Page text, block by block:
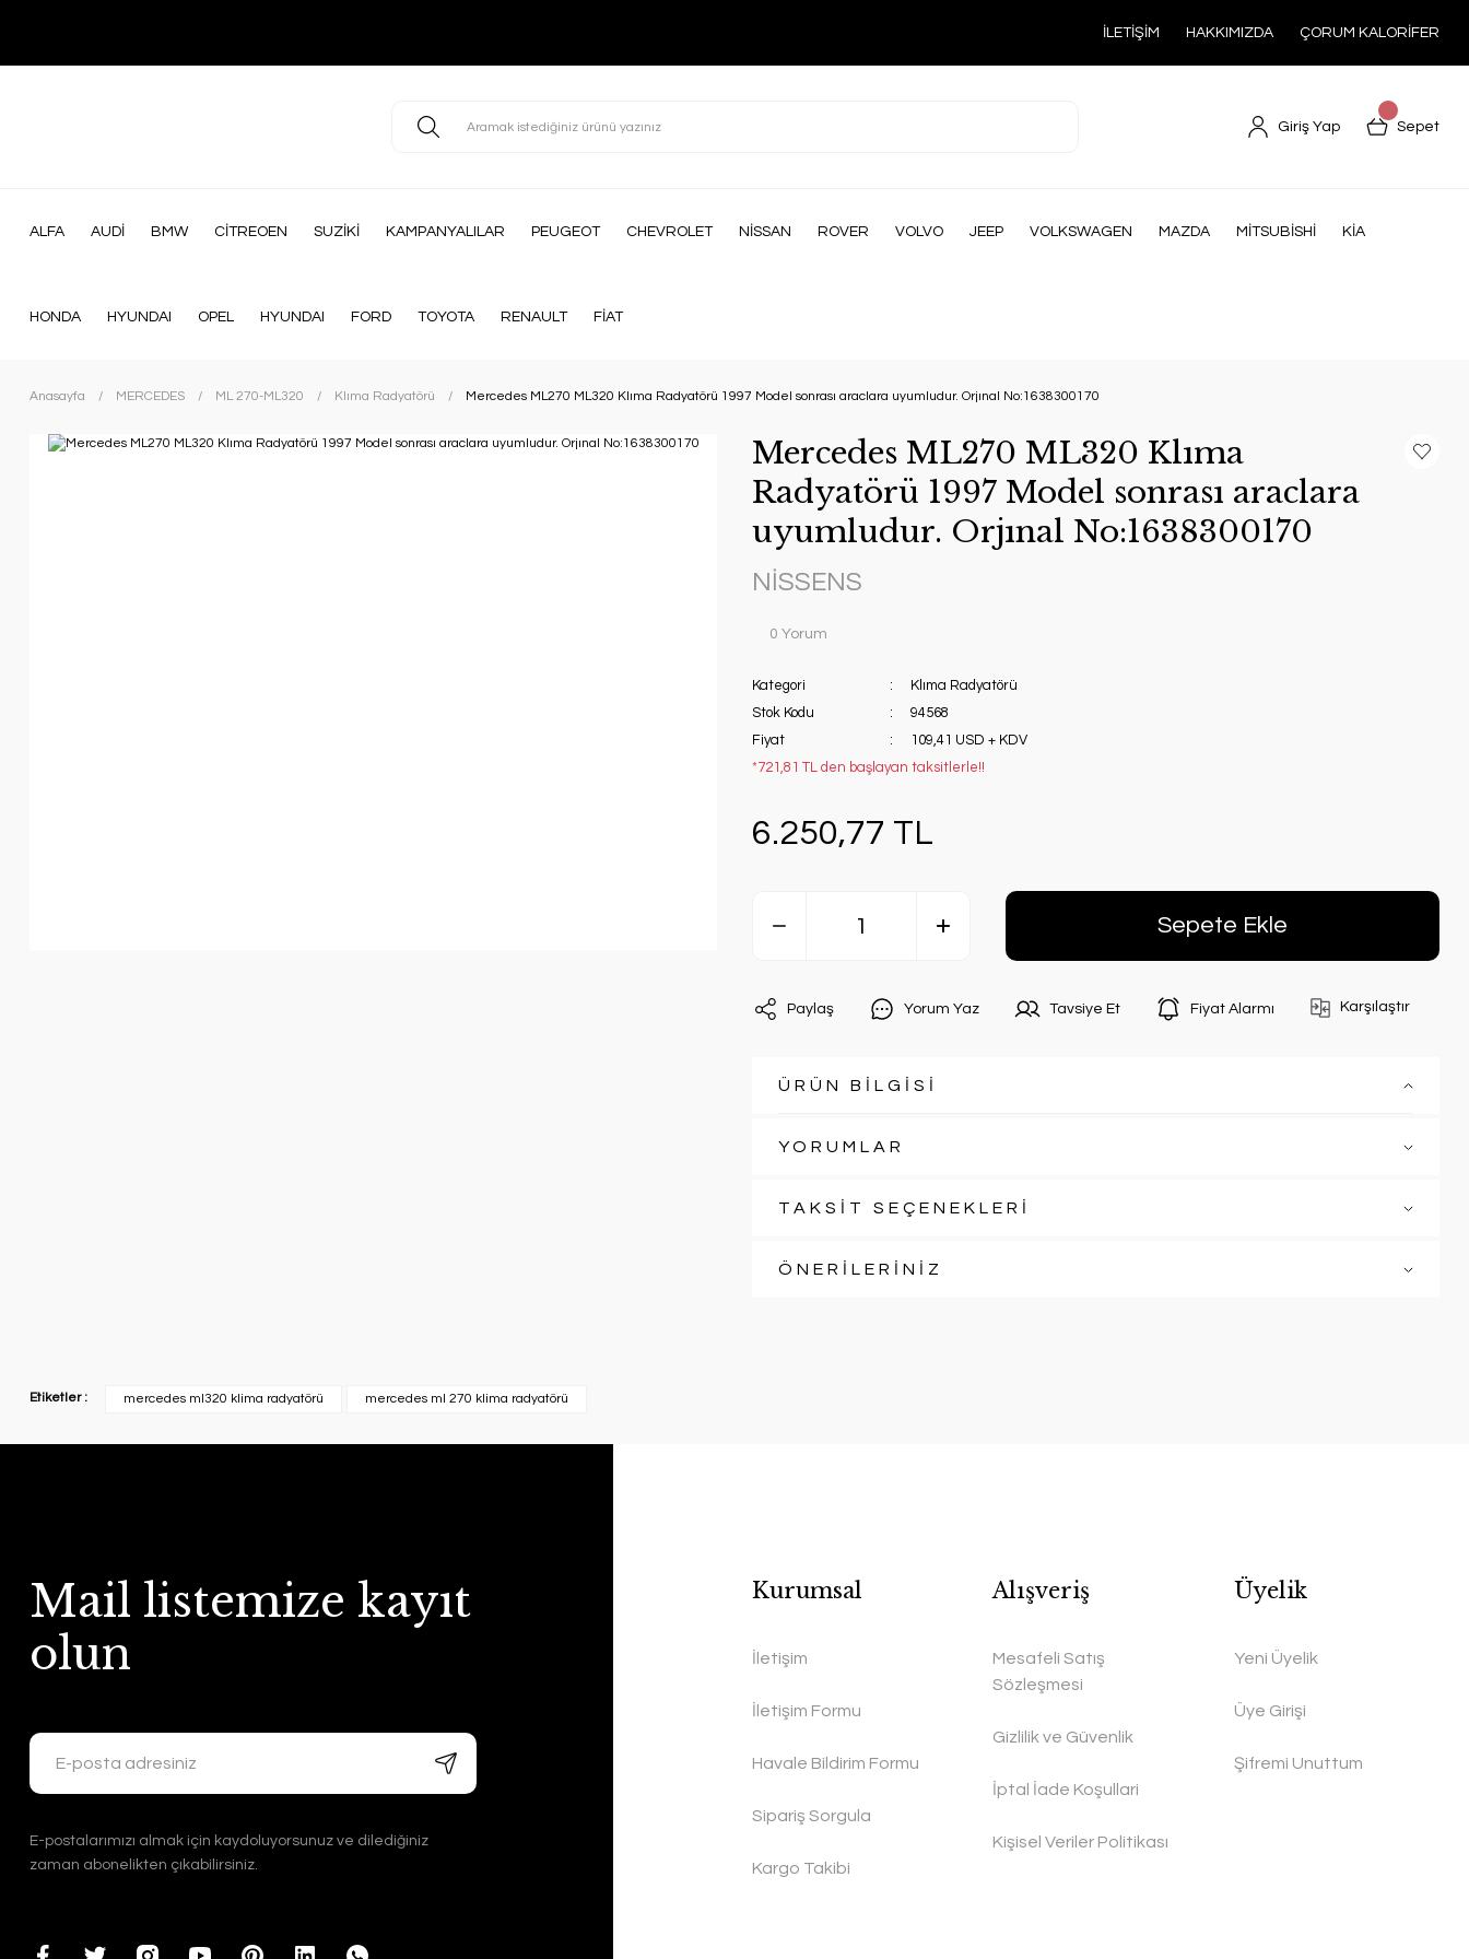
İLETİŞİM HAKKIMIZDA ÇORUM KALORİFER
Giriş Yap Sepet
ALFA AUDİ BMW CİTREOEN SUZİKİ KAMPANYALILAR PEUGEOT CHEVROLET NİSSAN ROVER VOLVO JEEP VOLKSWAGEN MAZDA MİTSUBİSHİ KİA
HONDA HYUNDAI OPEL HYUNDAI FORD TOYOTA RENAULT FİAT
Anasayfa MERCEDES ML 270-ML320 Klıma Radyatörü Mercedes ML270 ML320 Klıma Radyatörü 1997 Model sonrası araclara uyumludur. Orjınal No:1638300170
Mercedes ML270 ML320 Klıma
Radyatörü 1997 Model sonrası araclara
uyumludur. Orjınal No:1638300170
NİSSENS
0 Yorum
Kategori
Klıma Radyatörü
Stok Kodu
94568
Fiyat
109,41 USD + KDV
*721,81 TL den başlayan taksitlerle!!
6.250,77 TL
Sepete Ekle
Paylaş Yorum Yaz Tavsiye Et Fiyat Alarmı Karşılaştır
ÜRÜN BİLGİSİ
YORUMLAR
TAKSİT SEÇENEKLERİ
ÖNERİLERİNİZ
Etiketler : mercedes ml320 klima radyatörü mercedes ml 270 klima radyatörü
Mail listemize kayıt
olun
E-postalarımızı almak için kaydoluyorsunuz ve dilediğiniz
zaman abonelikten çıkabilirsiniz.
Kurumsal
İletişim
İletişim Formu
Havale Bildirim Formu
Sipariş Sorgula
Kargo Takibi
Alışveriş
Mesafeli Satış
Sözleşmesi
Gizlilik ve Güvenlik
İptal İade Koşullari
Kişisel Veriler Politikası
Üyelik
Yeni Üyelik
Üye Girişi
Şifremi Unuttum